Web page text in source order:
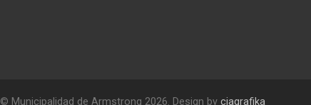
© Municipalidad de Armstrong 2026. Design by ciagrafika